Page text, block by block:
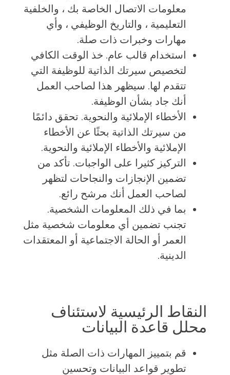
معلومات الاتصال الخاصة بك ، والخلفية
التعليمية ، والتاريخ الوظيفي ، وأي
مهارات وخبرات ذات صلة.
استخدام قالب عام. خذ الوقت الكافي
لتخصيص سيرتك الذاتية للوظيفة التي
تتقدم لها. سيظهر هذا لصاحب العمل
أنك جاد بشأن الوظيفة.
الأخطاء الإملائية والنحوية. تحقق دائمًا
من سيرتك الذاتية بحثًا عن الأخطاء
الإملائية والأخطاء الإملائية والنحوية.
التركيز كثيرا على الواجبات. تأكد من
تضمين الإنجازات والنجاحات لتظهر
لصاحب العمل أنك مرشح رائع.
بما في ذلك المعلومات الشخصية.
تجنب تضمين أي معلومات شخصية مثل
العمر أو الحالة الاجتماعية أو المعتقدات
الدينية.
النقاط الرئيسية لاستئناف
محلل قاعدة البيانات
قم بتمييز المهارات ذات الصلة مثل
تطوير قواعد البيانات وتحسين